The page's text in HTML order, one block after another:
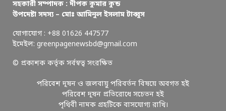
সহকারী সম্পাদক : দীপক কুমার কুন্ড
উপদেষ্টা সদস্য – মোঃ আমিনুল ইসলাম টাব্বুস
যোগাযোগ : +88 01626 447577
ইমেইল: greenpagenewsbd@gmail.com
© প্রকাশক কর্তৃক সর্বস্বত্ব সংরক্ষিত
পরিবেশ দূষন ও জলবায়ু পরিবর্তন বিষয়ে অবগত হই
পরিবেশ দূষন প্রতিরোধে সচেতন হই
পৃথিবী নামক গ্রহটিকে বাসযোগ্য রাখি।